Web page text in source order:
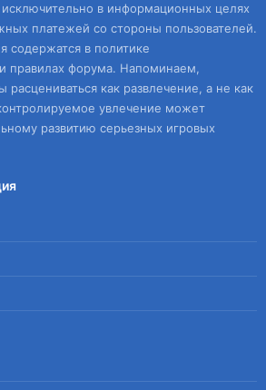
в информационных целях
платежей со стороны пользователей.
содержатся в политике
правилах форума. Напоминаем,
как развлечение, а не как
увлечение может
развитию серьезных игровых